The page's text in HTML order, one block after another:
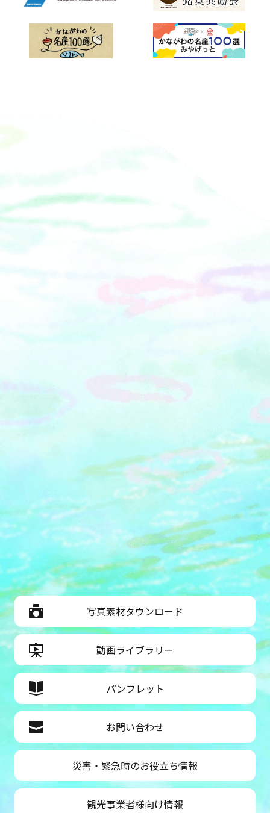
写真素材ダウンロード
動画ライブラリー
パンフレット
お問い合わせ
災害・緊急時のお役立ち情報
観光事業者様向け情報